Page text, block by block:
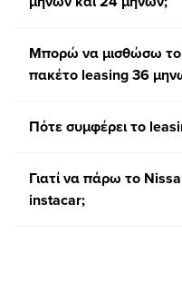
Μπορώ να μισθώσω
πακέτο leasing 36
Πότε συμφέρει το
Γιατί να πάρω το
instacar;